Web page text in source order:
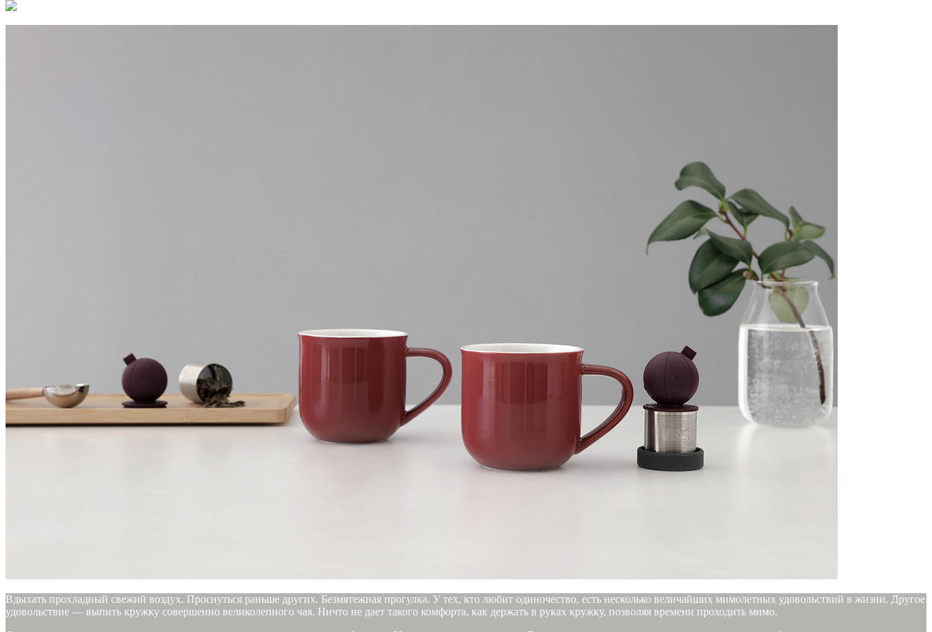
Вдыхать прохладный свежий воздух. Проснуться раньше других. Безмятежная прогулка. У тех, кто любит одиночество, есть несколько величайших мимолетных удовольствий в жизни. Другое
удовольствие — выпить кружку совершенно великолепного чая. Ничто не дает такого комфорта, как держать в руках кружку, позволяя времени проходить мимо.